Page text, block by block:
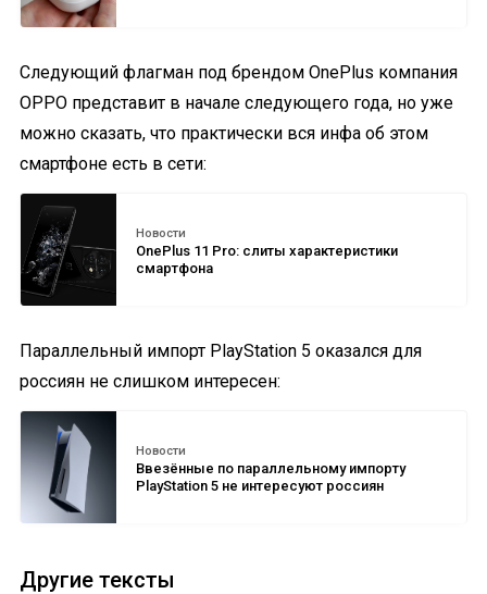
Следующий флагман под брендом OnePlus компания
OPPO представит в начале следующего года, но уже
можно сказать, что практически вся инфа об этом
смартфоне есть в сети:
Новости
OnePlus 11 Pro: слиты характеристики
смартфона
Параллельный импорт PlayStation 5 оказался для
россиян не слишком интересен:
Новости
Ввезённые по параллельному импорту
PlayStation 5 не интересуют россиян
Другие тексты